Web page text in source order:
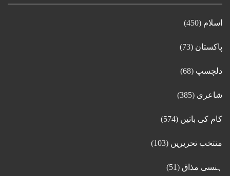
اسلام (450)
پاکستان (73)
دلچسپ (68)
شاعری (385)
کام کی باتیں (574)
منتخب تحریریں (103)
ہنسی مذاق (51)